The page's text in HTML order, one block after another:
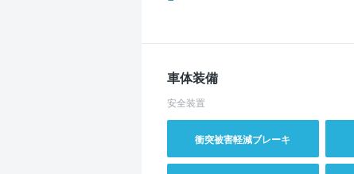
車体装備
安全装置
衝突被害軽減ブレーキ